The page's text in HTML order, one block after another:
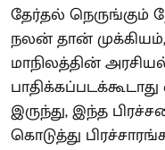
தேர்தல் நெருங்கும்
நலன் தான்
மாநிலத்தின் அரசியல்
இருந்து, இந்த
கொடுத்து